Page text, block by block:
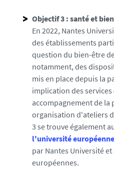
Objectif 3 : santé et
En 2022, Nantes
des établissements
question du bien-être
notamment, des
mis en place depuis la
implication des
accompagnement de
organisation d'ateliers
3 se trouve également
l'université
par Nantes Université
européennes.